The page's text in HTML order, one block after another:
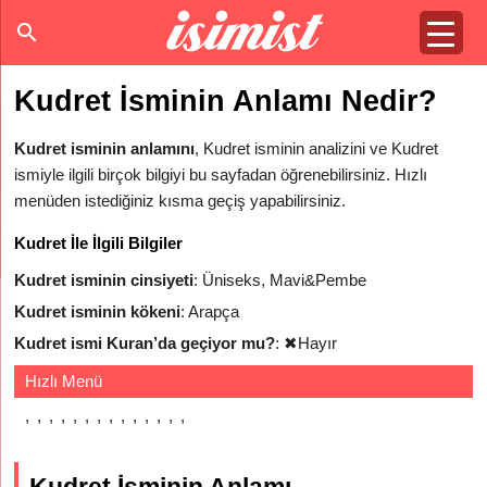
Kudret İsminin Anlamı Nedir?
Kudret isminin anlamını, Kudret isminin analizini ve Kudret
ismiyle ilgili birçok bilgiyi bu sayfadan öğrenebilirsiniz. Hızlı
menüden istediğiniz kısma geçiş yapabilirsiniz.
Kudret İle İlgili Bilgiler
Kudret isminin cinsiyeti: Üniseks, Mavi&Pembe
Kudret isminin kökeni: Arapça
Kudret ismi Kuran’da geçiyor mu?: ✖Hayır
Hızlı Menü